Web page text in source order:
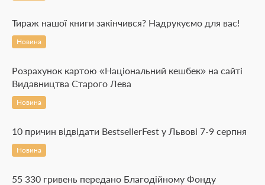
Тираж нашої книги закінчився? Надрукуємо для вас!
Новина
Розрахунок картою «Національний кешбек» на сайті
Видавництва Старого Лева
Новина
10 причин відвідати BestsellerFest у Львові 7-9 серпня
Новина
55 330 гривень передано Благодійному Фонду